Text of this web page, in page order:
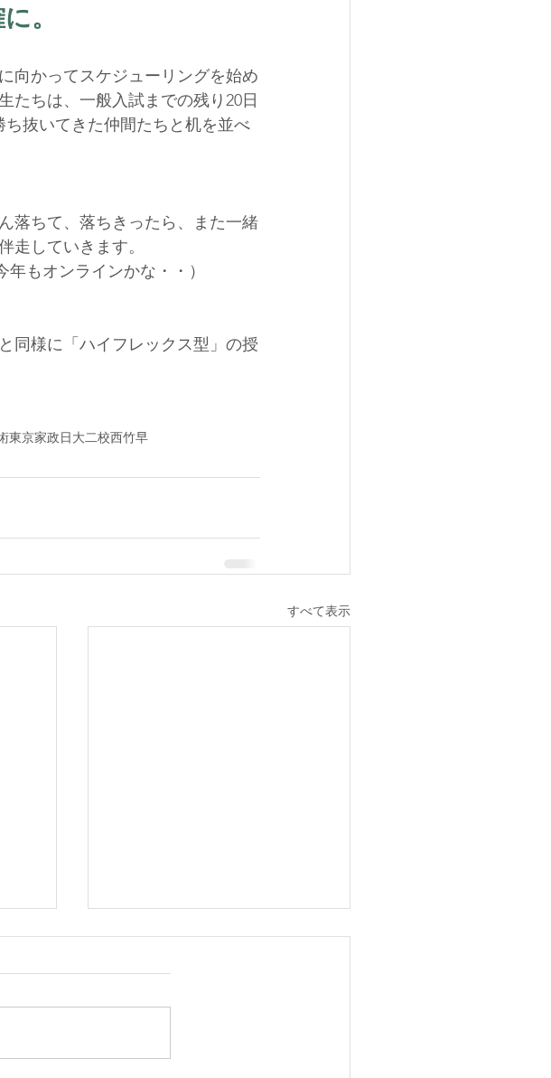
。
向かってスケジューリングを始め
たちは、一般入試までの残り20日
抜いてきた仲間たちと机を並べ
落ちて、落ちきったら、また一緒
伴走していきます。
年もオンラインかな・・）
同様に「ハイフレックス型」の授
東京家政日大二校西竹早
すべて表示